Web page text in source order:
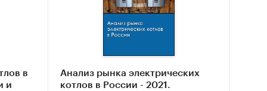
с
в
и
Анализ рынка электрических
котлов в России - 2021.